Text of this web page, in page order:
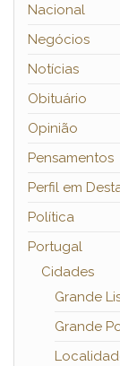
Nacional
Negócios
Notícias
Obituário
Opinião
Pensamentos
Perfil em
Política
Portugal
Cidades
Grande
Grande